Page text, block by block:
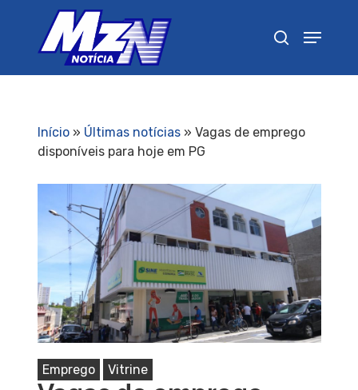
Início» Últimas notícias» Vagas de emprego
disponíveis para hoje em PG
Emprego Vitrine